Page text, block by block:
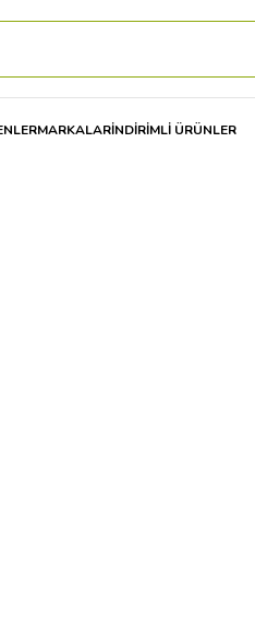
MARKALARİNDİRİMLİ ÜRÜNLER